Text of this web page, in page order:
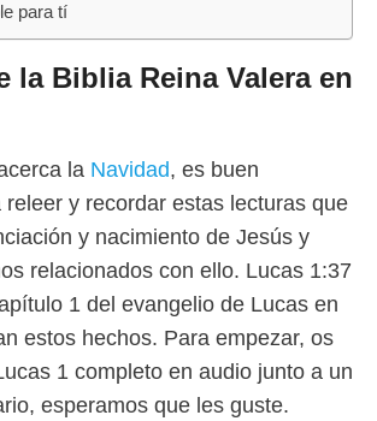
para tí
la Biblia Reina Valera en
la Navidad, es buen
releer y recordar estas lecturas que
y nacimiento de Jesús y
relacionados con ello. Lucas 1:37
1 del evangelio de Lucas en
estos hechos. Para empezar, os
1 completo en audio junto a un
esperamos que les guste.